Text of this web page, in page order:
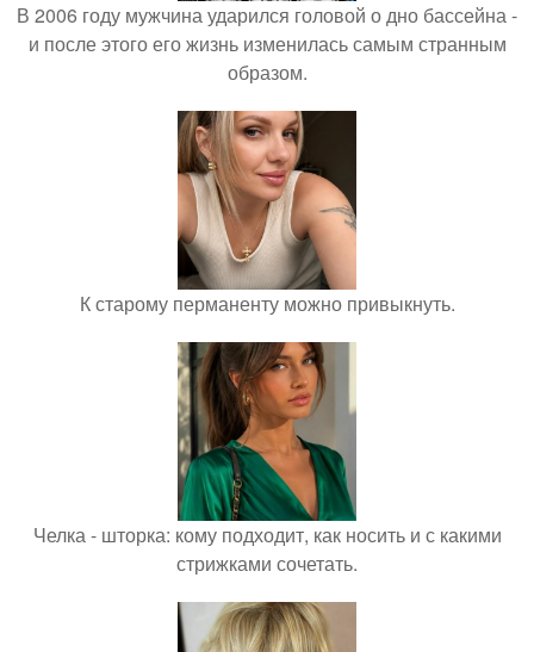
В 2006 году мужчина ударился головой о дно бассейна -
и после этого его жизнь изменилась самым странным
образом.
К старому перманенту можно привыкнуть.
Челка - шторка: кому подходит, как носить и с какими
стрижками сочетать.